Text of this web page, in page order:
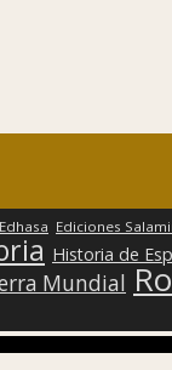
Edhasa Ediciones
Historia de
Mundial